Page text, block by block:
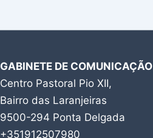
GABINETE DE COMUNICAÇÃO
Centro Pastoral Pio XII,
Bairro das Laranjeiras
9500-294 Ponta Delgada
+351912507980